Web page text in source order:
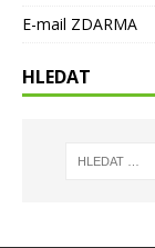
E-mail ZDARMA
HLEDAT